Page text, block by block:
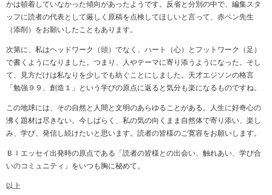
かは頓着していなかった傾向があったようです。反省と分別の中で、編集スタ
ッフに読者の代表として厳しく原稿を点検してほしいと言って、赤ペン先生
（添削）をお願いしたこともあります。
次第に、私はヘッドワーク（頭）でなく、ハート（心）とフットワーク（足）
で書くようになりました。つまり、人やテーマに寄り添うようになった。そし
て、見方だけは私なりを少しでも紡ぐことにしました。天才エジソンの格言
「勉強９９、創造１」という学びの原点に返ると気分も楽になるものですね。
この地球には、その自然と人間と文明のあらゆることがある。人生に好奇心の
沸く題材は尽きない。今しばらく、私の気の向くまま自然体で寄り添い、楽し
み、学び、発信し続けたいと思います。読者の皆様のご寛容をお願いします。
ＢＩエッセイ出発時の原点である「読者の皆様との出会い、触れあい、学び合
いのコミュニティ」をいつも胸に秘めて。
以上